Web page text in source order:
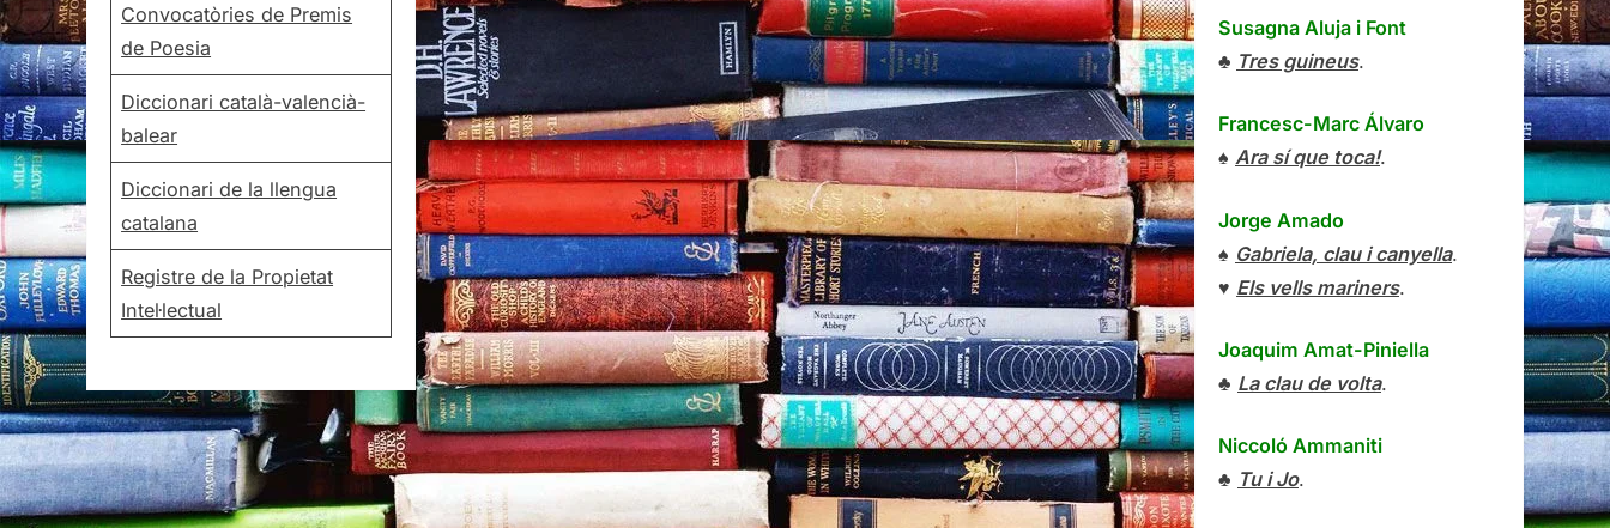
Convocatòries de Premis
de Poesia
Diccionari català-valencià-
balear
Diccionari de la llengua
catalana
Registre de la Propietat
Intel·lectual
Susagna Aluja i Font
♣ Tres guineus.
Francesc-Marc Álvaro
♠ Ara sí que toca!.
Jorge Amado
♠ Gabriela, clau i canyella.
♥ Els vells mariners.
Joaquim Amat-Piniella
♣ La clau de volta.
Niccoló Ammaniti
♣ Tu i Jo.